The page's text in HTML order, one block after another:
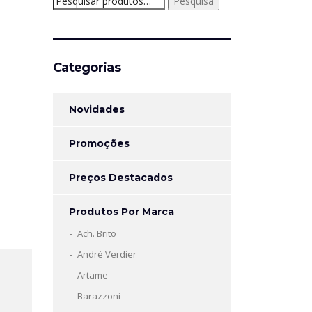
por:
Categorias
Novidades
Promoções
Preços Destacados
Produtos Por Marca
Ach. Brito
André Verdier
Artame
Barazzoni